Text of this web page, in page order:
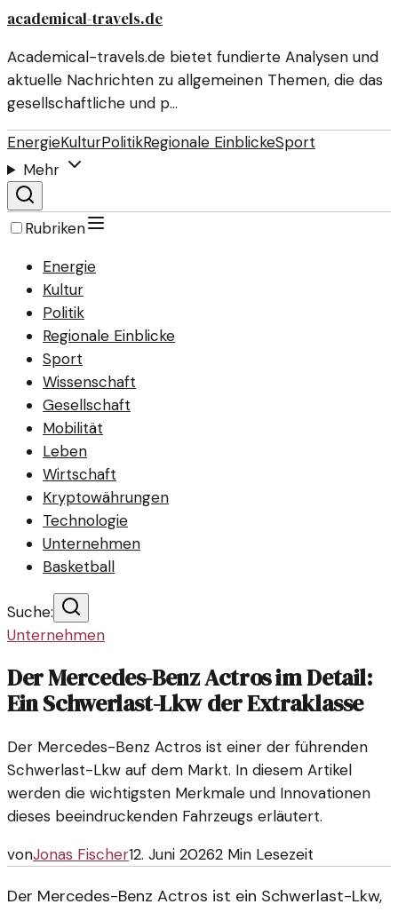
academical-travels.de
Academical-travels.de bietet fundierte Analysen und
aktuelle Nachrichten zu allgemeinen Themen, die das
gesellschaftliche und p…
EnergieKulturPolitikRegionale EinblickeSport
Mehr
Rubriken
Energie
Kultur
Politik
Regionale Einblicke
Sport
Wissenschaft
Gesellschaft
Mobilität
Leben
Wirtschaft
Kryptowährungen
Technologie
Unternehmen
Basketball
Suche:
Unternehmen
Der Mercedes-Benz Actros im Detail:
Ein Schwerlast-Lkw der Extraklasse
Der Mercedes-Benz Actros ist einer der führenden
Schwerlast-Lkw auf dem Markt. In diesem Artikel
werden die wichtigsten Merkmale und Innovationen
dieses beeindruckenden Fahrzeugs erläutert.
vonJonas Fischer12. Juni 20262 Min Lesezeit
Der Mercedes-Benz Actros ist ein Schwerlast-Lkw,